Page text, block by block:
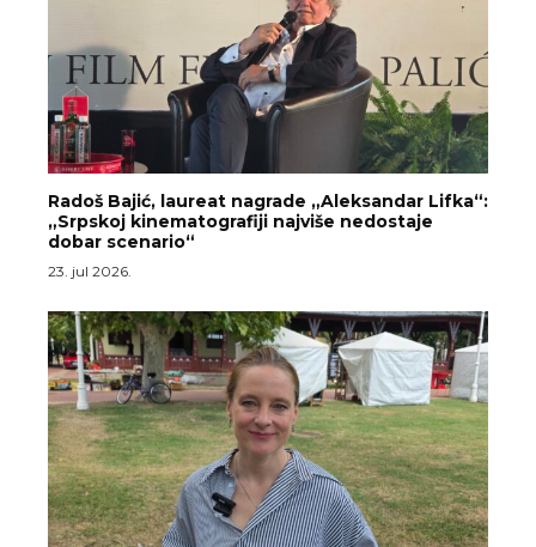
Radoš Bajić, laureat nagrade „Aleksandar Lifka“:
„Srpskoj kinematografiji najviše nedostaje
dobar scenario“
23. jul 2026.